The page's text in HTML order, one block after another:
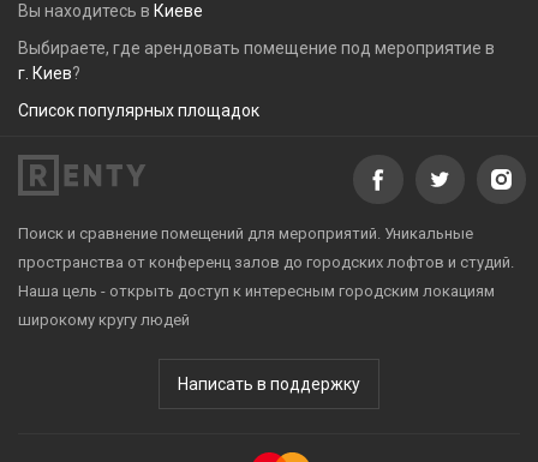
Вы находитесь в Киеве
Выбираете, где арендовать помещение под мероприятие в
г. Киев?
Список популярных площадок
Поиск и сравнение помещений для мероприятий. Уникальные
пространства от конференц залов до городских лофтов и студий.
Наша цель - открыть доступ к интересным городским локациям
широкому кругу людей
Написать в поддержку